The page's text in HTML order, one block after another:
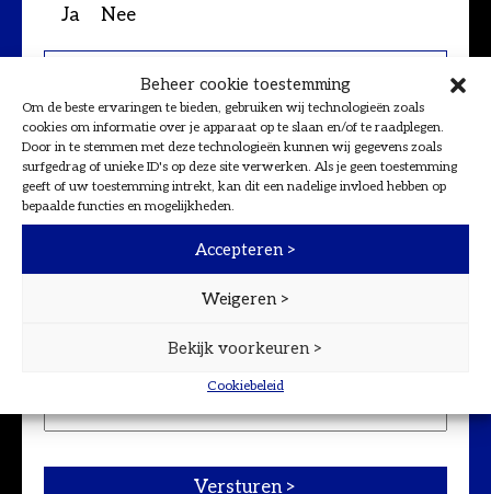
Beheer cookie toestemming
Om de beste ervaringen te bieden, gebruiken wij technologieën zoals
cookies om informatie over je apparaat op te slaan en/of te raadplegen.
Door in te stemmen met deze technologieën kunnen wij gegevens zoals
surfgedrag of unieke ID's op deze site verwerken. Als je geen toestemming
geeft of uw toestemming intrekt, kan dit een nadelige invloed hebben op
bepaalde functies en mogelijkheden.
Accepteren >
Weigeren >
Bekijk voorkeuren >
Cookiebeleid
Ja Nee